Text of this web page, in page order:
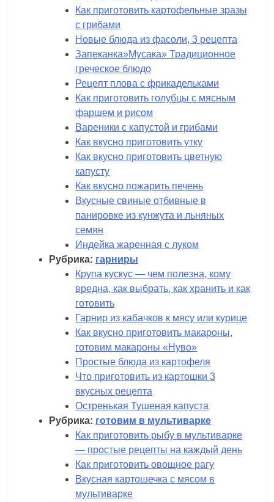
Как приготовить картофельные зразы
с грибами
Новые блюда из фасоли, 3 рецепта
Запеканка»Мусака» Традиционное
греческое блюдо
Рецепт плова с фрикадельками
Как приготовить голубцы с мясным
фаршем и рисом
Вареники с капустой и грибами
Как вкусно приготовить утку
Как вкусно приготовить цветную
капусту
Как вкусно пожарить печень
Вкусные свиные отбивные в
панировке из кунжута и льняных
семян
Индейка жаренная с луком
Рубрика: гарниры
Крупа кускус — чем полезна, кому
вредна, как выбрать, как хранить и как
готовить
Гарнир из кабачков к мясу или курице
Как вкусно приготовить макароны,
готовим макароны «Нуво»
Простые блюда из картофеля
Что приготовить из картошки 3
вкусных рецепта
Остренькая Тушеная капуста
Рубрика: готовим в мультиварке
Как приготовить рыбу в мультиварке
— простые рецепты на каждый день
Как приготовить овощное рагу
Вкусная картошечка с мясом в
мультиварке